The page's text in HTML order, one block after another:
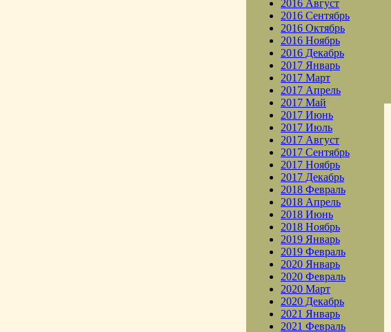
2016 Август
2016 Сентябрь
2016 Октябрь
2016 Ноябрь
2016 Декабрь
2017 Январь
2017 Март
2017 Апрель
2017 Май
2017 Июнь
2017 Июль
2017 Август
2017 Сентябрь
2017 Ноябрь
2017 Декабрь
2018 Февраль
2018 Апрель
2018 Июнь
2018 Ноябрь
2019 Январь
2019 Февраль
2020 Январь
2020 Февраль
2020 Март
2020 Декабрь
2021 Январь
2021 Февраль